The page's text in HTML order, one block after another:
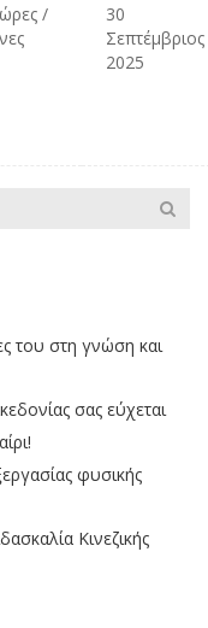
/
30
Σεπτέμβριος
2025
του στη γνώση και
σας εύχεται
φυσικής
Κινεζικής